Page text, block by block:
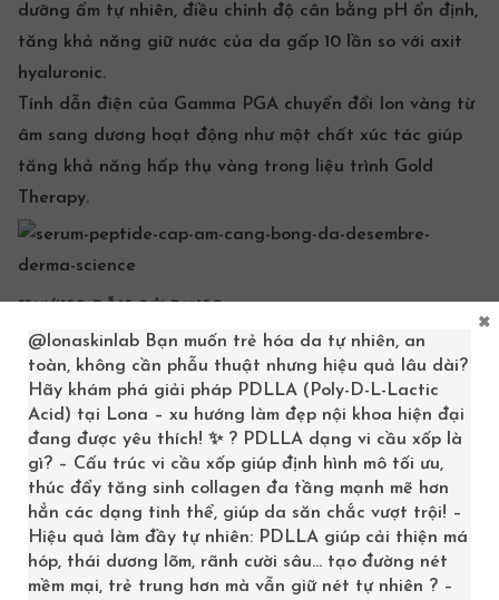
dưỡng ẩm tự nhiên, điều chỉnh độ cân bằng pH ổn định,
tăng khả năng giữ nước của da gấp 10 lần so với axit
hyaluronic.
Tính dẫn điện của Gamma PGA chuyển đổi Ion vàng từ
âm sang dương hoạt động như một chất xúc tác giúp
tăng khả năng hấp thụ vàng trong liệu trình Gold
Therapy.
HƯỚNG DẪN SỬ DỤNG:
Bôi đều lên mặt sau bước Toner hoặc Ampoule.
Khi sử dụng liệu trình Luxry Gold Therapy, massage da
mặt 3 phút trước khi đắp lá vàng.
Thành phần:
Gamma PGA: Thải độc, tăng cường liên kết da.
Chiết xuất cà rốt : Tăng độ đàn hồi, Cung cấp độ ẩm,
@lonaskinlab Bạn muốn trẻ hóa da tự nhiên, an
toàn, không cần phẫu thuật nhưng hiệu quả lâu dài?
Hãy khám phá giải pháp PDLLA (Poly-D-L-Lactic
Acid) tại Lona – xu hướng làm đẹp nội khoa hiện đại
đang được yêu thích! ✨ ? PDLLA dạng vi cầu xốp là
gì? – Cấu trúc vi cầu xốp giúp định hình mô tối ưu,
thúc đẩy tăng sinh collagen đa tầng mạnh mẽ hơn
hẳn các dạng tinh thể, giúp da săn chắc vượt trội! –
Hiệu quả làm đầy tự nhiên: PDLLA giúp cải thiện má
hóp, thái dương lõm, rãnh cười sâu… tạo đường nét
mềm mại, trẻ trung hơn mà vẫn giữ nét tự nhiên ? –
×